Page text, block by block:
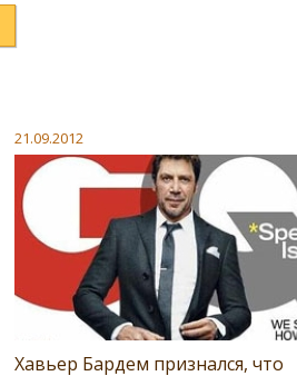
21.09.2012
Хавьер Бардем признался, что